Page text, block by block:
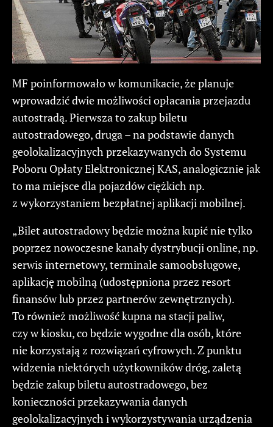
MF poinformowało w komunikacie, że planuje
wprowadzić dwie możliwości opłacania przejazdu
autostradą. Pierwsza to zakup biletu
autostradowego, druga – na podstawie danych
geolokalizacyjnych przekazywanych do Systemu
Poboru Opłaty Elektronicznej KAS, analogicznie jak
to ma miejsce dla pojazdów ciężkich np.
z wykorzystaniem bezpłatnej aplikacji mobilnej.
„Bilet autostradowy będzie można kupić nie tylko
poprzez nowoczesne kanały dystrybucji online, np.
serwis internetowy, terminale samoobsługowe,
aplikację mobilną (udostępniona przez resort
finansów lub przez partnerów zewnętrznych).
To również możliwość kupna na stacji paliw,
czy w kiosku, co będzie wygodne dla osób, które
nie korzystają z rozwiązań cyfrowych. Z punktu
widzenia niektórych użytkowników dróg, zaletą
będzie zakup biletu autostradowego, bez
konieczności przekazywania danych
geolokalizacyjnych i wykorzystywania urządzenia